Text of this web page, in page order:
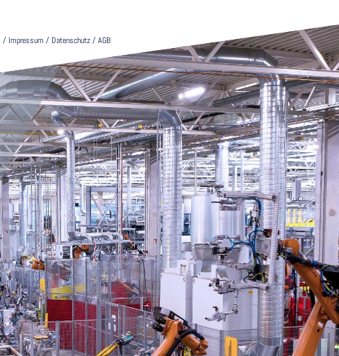
/ Impressum / Datenschutz/AGB